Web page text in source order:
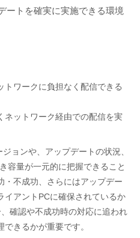
ートを確実に実施できる環境
トワークに負担なく配信できる
ネットワーク経由での配信を実
ョンや、アップデートの状況、
容量が一元的に把握できること
・不成功、さらにはアップデー
イアントPCに確保されているか
確認や不成功時の対応に追われ
きるかが重要です。